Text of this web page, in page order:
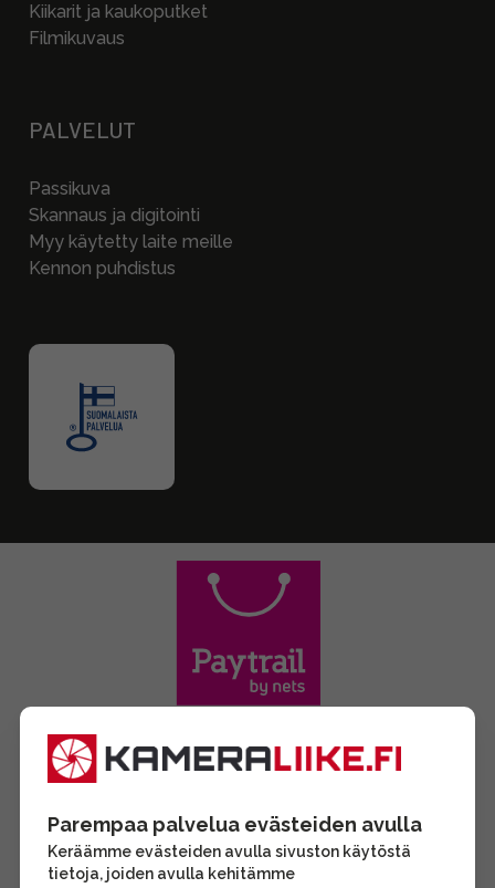
Kiikarit ja kaukoputket
Filmikuvaus
PALVELUT
Passikuva
Skannaus ja digitointi
Myy käytetty laite meille
Kennon puhdistus
Parempaa palvelua evästeiden avulla
Keräämme evästeiden avulla sivuston käytöstä
tietoja, joiden avulla kehitämme